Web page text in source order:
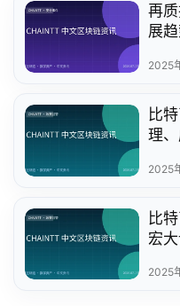
再
展
2025
比
理
2025
比
宏
2025